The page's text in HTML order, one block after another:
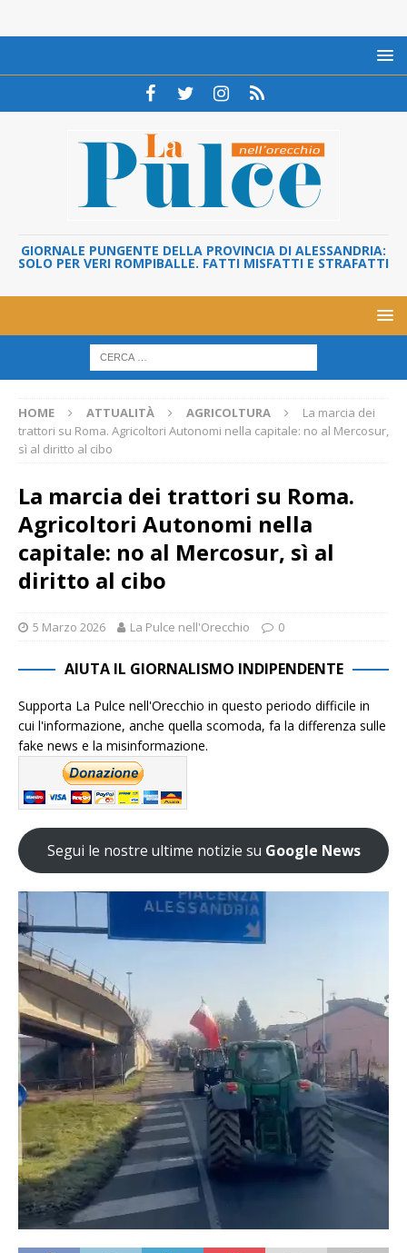
GIORNALE PUNGENTE DELLA PROVINCIA DI ALESSANDRIA:
SOLO PER VERI ROMPIBALLE. FATTI MISFATTI E STRAFATTI
HOME ATTUALITÀ AGRICOLTURA
La marcia dei
trattori su Roma. Agricoltori Autonomi nella capitale: no al Mercosur,
sì al diritto al cibo
La marcia dei trattori su Roma.
Agricoltori Autonomi nella
capitale: no al Mercosur, sì al
diritto al cibo
5 Marzo 2026 La Pulce nell'Orecchio 0
AIUTA IL GIORNALISMO INDIPENDENTE
Supporta La Pulce nell'Orecchio in questo periodo difficile in
cui l'informazione, anche quella scomoda, fa la differenza sulle
fake news e la misinformazione.
Segui le nostre ultime notizie su Google News